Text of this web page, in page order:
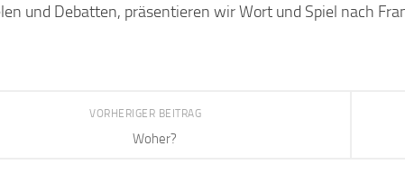
und Debatten, präsentieren wir Wort und Spiel nach
VORHERIGER BEITRAG
Woher?